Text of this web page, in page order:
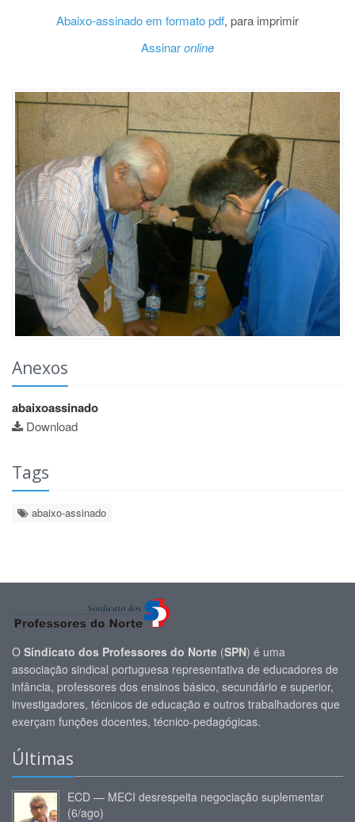
Abaixo-assinado em formato pdf, para imprimir
Assinaronline
Anexos
abaixoassinado
Download
Tags
abaixo-assinado
O Sindicato dos Professores do Norte (SPN) é uma
associação sindical portuguesa representativa de educadores de
infância, professores dos ensinos básico, secundário e superior,
investigadores, técnicos de educação e outros trabalhadores que
exerçam funções docentes, técnico-pedagógicas.
Últimas
ECD — MECI desrespeita negociação suplementar
(6/ago)